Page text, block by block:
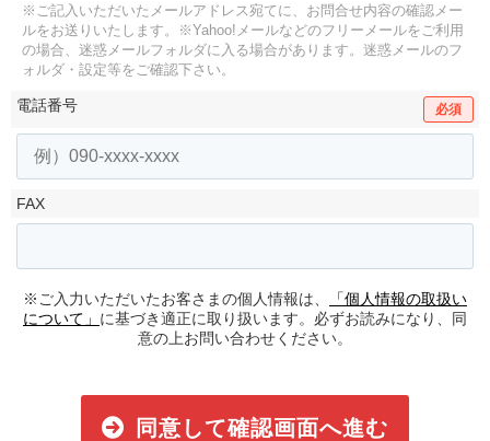
※ご記入いただいたメールアドレス宛てに、お問合せ内容の確認メー
ルをお送りいたします。
※Yahoo!メールなどのフリーメールをご利用
の場合、迷惑メールフォルダに入る場合があります。 迷惑メールのフ
ォルダ・設定等をご確認下さい。
電話番号 必須
FAX
※ご入力いただいたお客さまの個人情報は、
「個人情報の取扱い
について」 に基づき適正に取り扱います。必ずお読みになり、同
意の上お問い合わせください。
同意して確認画面へ進む